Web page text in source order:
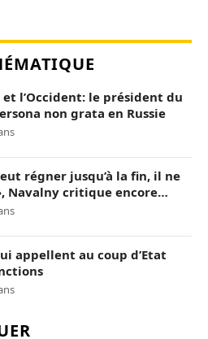
l’Occident: le président du
non grata en Russie
régner jusqu’à la fin, il ne
Navalny critique encore
appellent au coup d’Etat